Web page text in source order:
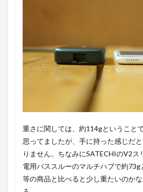
重さに関しては、約114gということ
思ってましたが、手に持った感じだ
りません。ちなみにSATECHIのV2ス
電用パススルーのマルチハブで約73g
等の商品と比べると少し重たいのか